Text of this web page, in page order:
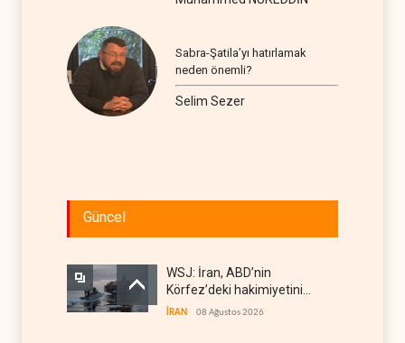
Sabra-Şatila’yı hatırlamak
neden önemli?
Selim Sezer
Güncel
WSJ: İran, ABD’nin
Körfez’deki hakimiyetini
sona erdiriyor
İRAN 08 Ağustos 2026